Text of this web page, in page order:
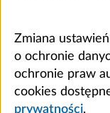
Zmiana
o ochronie
ochronie praw
cookies
prywatności.